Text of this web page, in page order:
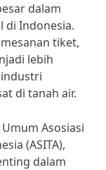
dalam
di Indonesia.
tiket,
lebih
di tanah air.
Asosiasi
(ASITA),
dalam